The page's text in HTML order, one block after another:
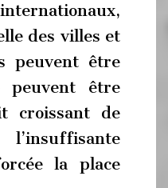
des villes et
peuvent être
peuvent être
croissant de
la place